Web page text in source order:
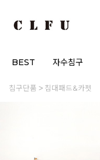
BEST 자수침구
침구단품 침대패드&카펫